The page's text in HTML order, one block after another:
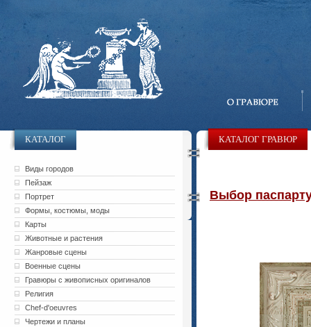
КАТАЛОГ
Виды городов
Пейзаж
Портрет
Формы, костюмы, моды
Карты
Животные и растения
Жанровые сцены
Военные сцены
Гравюры с живописных оригиналов
Религия
Chef-d'oeuvres
Чертежи и планы
КАТАЛОГ ГРАВЮР
Выбор